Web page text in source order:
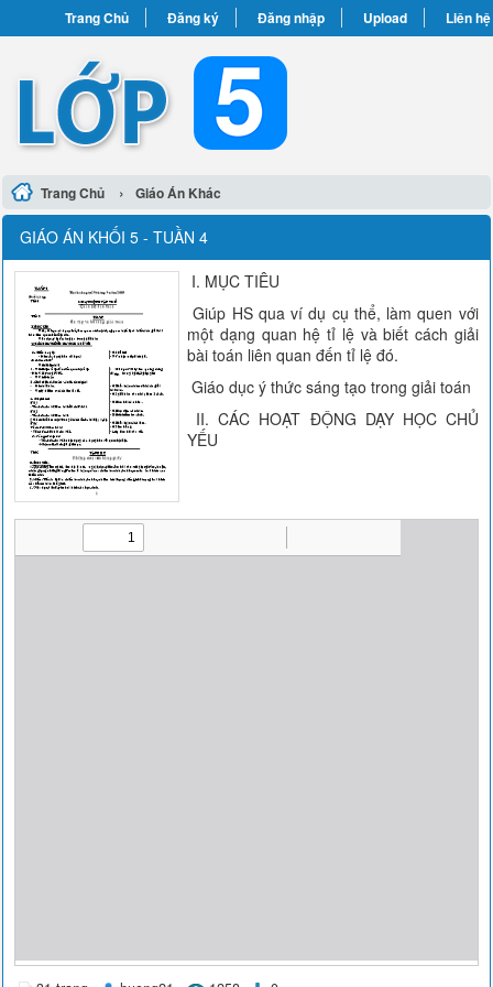
Trang Chủ Đăng ký Đăng nhập Upload Liên hệ
Trang Chủ › Giáo Án Khác
GIÁO ÁN KHỐI 5 - TUẦN 4
I. MỤC TIÊU
Giúp HS qua ví dụ cụ thể, làm quen với
một dạng quan hệ tỉ lệ và biết cách giải
bài toán liên quan đến tỉ lệ đó.
Giáo dục ý thức sáng tạo trong giải toán
II. CÁC HOẠT ĐỘNG DẠY HỌC CHỦ
YẾU